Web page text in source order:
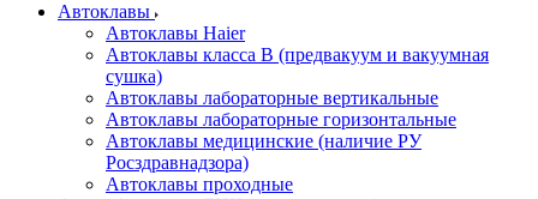
Автоклавы
Автоклавы Haier
Автоклавы класса B (предвакуум и вакуумная
сушка)
Автоклавы лабораторные вертикальные
Автоклавы лабораторные горизонтальные
Автоклавы медицинские (наличие РУ
Росздравнадзора)
Автоклавы проходные